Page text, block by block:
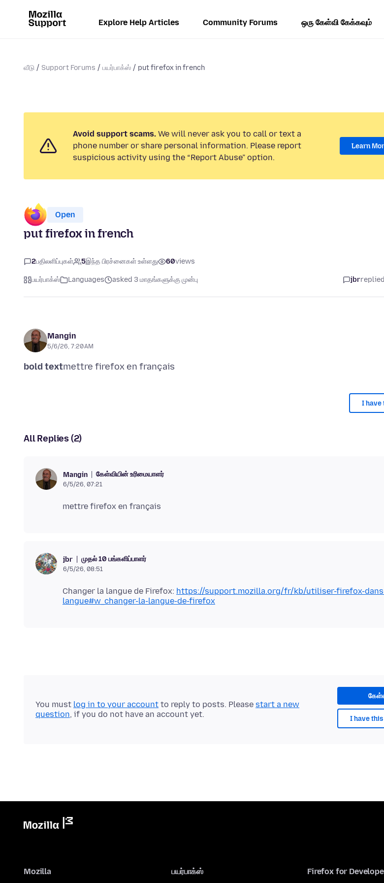
Explore Help Articles Community Forums ஒரு கேள்வி கேக்கவும்
வீடு Support Forums பயர்பாக்ஸ் put firefox in french
Avoid support scams. We will never ask you to call or text a
phone number or share personal information. Please report
suspicious activity using the “Report Abuse” option.
Learn
Open
put firefox in french
2பதிலளிப்புகள் 5இந்த பிரச்னைகள் உள்ளது 60views
பயர்பாக்ஸ் Languages asked 3 மாதங்களுக்கு முன்பு jbrreplied
Mangin
5/6/26, 7:20 AM
bold text
I have
All Replies (2)
Mangin கேள்வியின் உரிமையாளர்
6/5/26, 07:21
jbr முதல் 10 பங்களிப்பாளர்
6/5/26, 08:51
Changer la langue de Firefox: https://support.mozilla.org/fr/kb/utiliser-firefox-
langue#w_changer-la-langue-de-firefox
I have
You must log in to your account to reply to posts. Please start a new
question, if you do not have an account yet.
Mozilla பயர்பாக்ஸ் Firefox for